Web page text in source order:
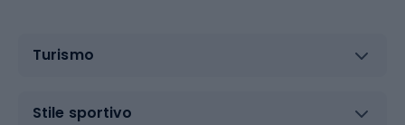
Turismo
Stile sportivo